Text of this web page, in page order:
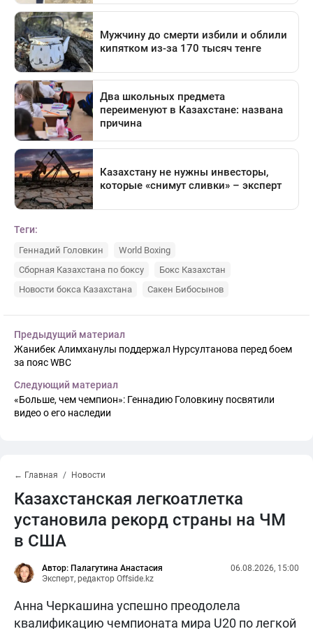
Теги:
Геннадий Головкин
World Boxing
Сборная Казахстана по боксу
Бокс Казахстан
Новости бокса Казахстана
Сакен Бибосынов
Предыдущий материал
Жанибек Алимханулы поддержал Нурсултанова перед боем
за пояс WBC
Следующий материал
«Больше, чем чемпион»: Геннадию Головкину посвятили
видео о его наследии
← Главная Новости
Казахстанская легкоатлетка
установила рекорд страны на ЧМ
в США
Автор: Палагутина Анастасия
Эксперт, редактор Offside.kz
06.08.2026, 15:00
Анна Черкашина успешно преодолела
квалификацию чемпионата мира U20 по легкой